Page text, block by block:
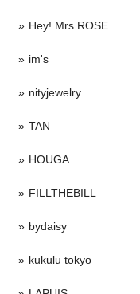
Hey! Mrs ROSE
im's
nityjewelry
TAN
HOUGA
FILLTHEBILL
bydaisy
kukulu tokyo